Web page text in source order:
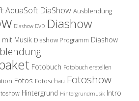
AquaSoft DiaShow Ausblendung
Diashow DVD Diashow
Musik Diashow Programm Diashow
Fotobuch Fotobuch erstellen
Fotos Fotoschau Fotoshow
Hintergrund Hintergrundmusik Intro